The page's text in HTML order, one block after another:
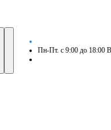
Пн-Пт. с 9:00 до 18:00